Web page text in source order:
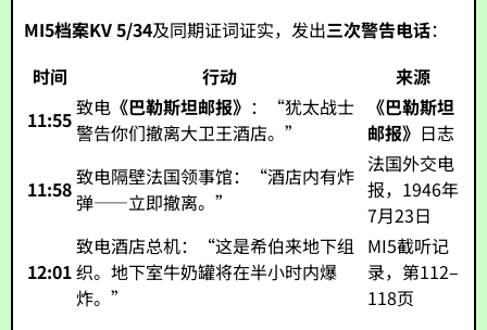
MI5档案KV 5/34及同期证词证实，发出三次警告电话：
时间
行动
来源
11:55致电 《巴勒斯坦邮报》 ：“犹太战士
警告你们撤离大卫王酒店。”
《巴勒斯坦
邮报》 日志
11:58致电隔壁法国领事馆：“酒店内有炸
弹——立即撤离。”
法国外交电
报，1946年
7月23日
12:01
致电酒店总机：“这是希伯来地下组
织。地下室牛奶罐将在半小时内爆
炸。”
MI5截听记
录，第112–
118页